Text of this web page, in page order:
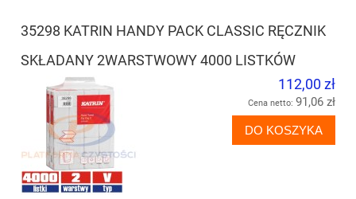
35298 KATRIN HANDY PACK CLASSIC RĘCZNIK
SKŁADANY 2WARSTWOWY 4000 LISTKÓW
112,00 zł
Cena netto: 91,06 zł
DO KOSZYKA